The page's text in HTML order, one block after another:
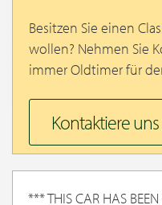
Besitzen Sie einen
wollen? Nehmen Sie
immer Oldtimer für
Kontaktiere uns
*** THIS CAR HAS